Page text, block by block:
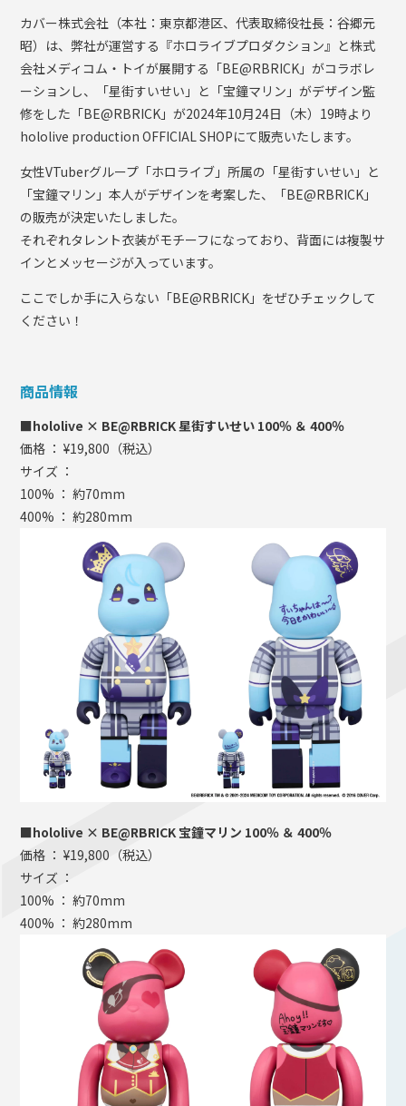
カバー株式会社（本社：東京都港区、代表取締役社長：谷郷元
昭）は、弊社が運営する『ホロライブプロダクション』と株式
会社メディコム・トイが展開する「BE@RBRICK」がコラボレ
ーションし、「星街すいせい」と「宝鐘マリン」がデザイン監
修をした「BE@RBRICK」が2024年10月24日（木）19時より
hololive production OFFICIAL SHOPにて販売いたします。
女性VTuberグループ「ホロライブ」所属の「星街すいせい」と
「宝鐘マリン」本人がデザインを考案した、「BE@RBRICK」
の販売が決定いたしました。
それぞれタレント衣装がモチーフになっており、背面には複製サ
インとメッセージが入っています。
ここでしか手に入らない「BE@RBRICK」をぜひチェックして
ください！
商品情報
■hololive × BE@RBRICK 星街すいせい 100％ ＆ 400％
価格 ： ¥19,800（税込）
サイズ ：
100% ： 約70mm
400% ： 約280mm
■hololive × BE@RBRICK 宝鐘マリン 100％ ＆ 400％
価格 ： ¥19,800（税込）
サイズ ：
100% ： 約70mm
400% ： 約280mm